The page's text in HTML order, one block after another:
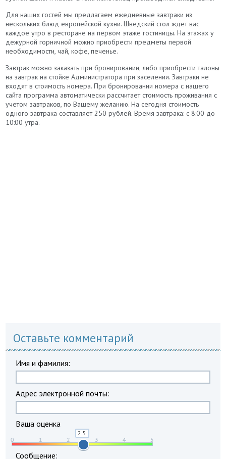
Для наших гостей мы предлагаем ежедневные завтраки из
нескольких блюд европейской кухни. Шведский стол ждет вас
каждое утро в ресторане на первом этаже гостиницы. На этажах у
дежурной горничной можно приобрести предметы первой
необходимости, чай, кофе, печенье.
Завтрак можно заказать при бронировании, либо приобрести талоны
на завтрак на стойке Администратора при заселении. Завтраки не
входят в стоимость номера. При бронировании номера с нашего
сайта программа автоматически рассчитает стоимость проживания с
учетом завтраков, по Вашему желанию. На сегодня стоимость
одного завтрака составляет 250 рублей. Время завтрака: с 8:00 до
10:00 утра.
Оставьте комментарий
Имя и фамилия:
Адрес электронной почты:
Ваша оценка
Сообщение: